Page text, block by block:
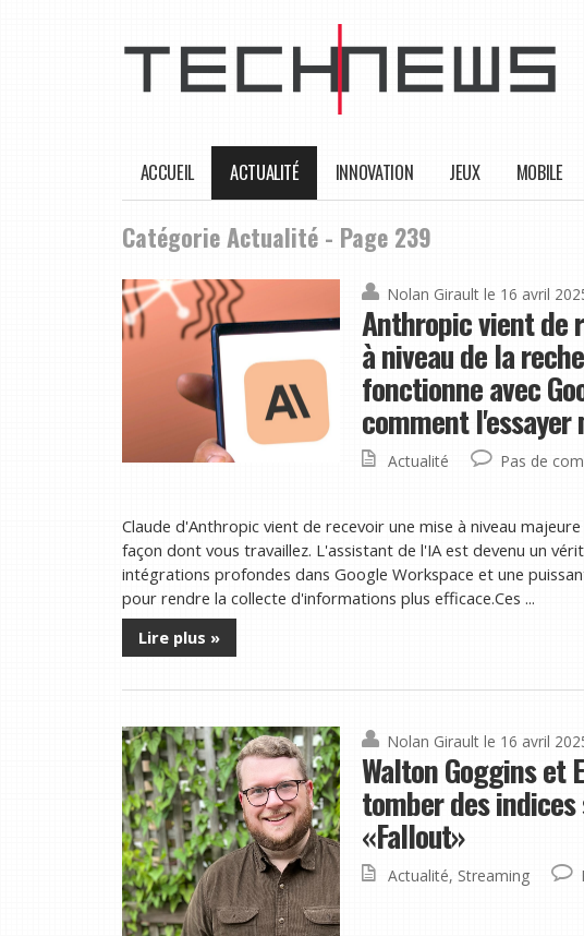
ACCUEIL ACTUALITÉ INNOVATION JEUX MOBILE
Catégorie Actualité - Page 239
Nolan Girault le 16 avril
Anthropic vient de
à niveau de la
fonctionne avec
comment
Actualité Pas de
Claude d'Anthropic vient de recevoir une mise à niveau
façon dont vous travaillez. L'assistant de l'IA est devenu un
intégrations profondes dans Google Workspace et une
pour rendre la collecte d'informations plus efficace.Ces ...
Lire plus »
Nolan Girault le 16 avril
Walton Goggins et
tomber des
«Fallout»
Actualité, Streaming